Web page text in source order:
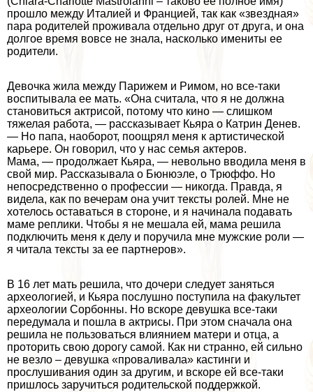
прошло между Италией и Францией, так как «звездная»
пара родителей проживала отдельно друг от друга, и она
долгое время вовсе не знала, насколько имениты ее
родители.
Девочка жила между Парижем и Римом, но все-таки
воспитывала ее мать. «Она считала, что я не должна
становиться актрисой, потому что кино — слишком
тяжелая работа, — рассказывает Кьяра о Катрин Денев.
— Но папа, наоборот, поощрял меня к артистической
карьере. Он говорил, что у нас семья актеров.
Мама, — продолжает Кьяра, — невольно вводила меня в
свой мир. Рассказывала о Бюнюэле, о Трюффо. Но
непосредственно о профессии — никогда. Правда, я
видела, как по вечерам она учит тексты ролей. Мне не
хотелось оставаться в стороне, и я начинала подавать
маме реплики. Чтобы я не мешала ей, мама решила
подключить меня к делу и поручила мне мужские роли —
я читала тексты за ее партнеров».
В 16 лет мать решила, что дочери следует заняться
археологией, и Кьяра послушно поступила на факультет
археологии Сорбонны. Но вскоре дeвyшка все-таки
передумала и пошла в актрисы. При этом сначала она
решила не пользоваться влиянием матери и отца, а
проторить свою дорогу самой. Как ни странно, ей сильно
не везло – дeвyшка «проваливала» кастинги и
прослушивания один за другим, и вскоре ей все-таки
пришлось заручиться родительской поддержкой.